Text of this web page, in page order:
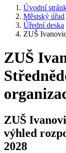
Úvodní
Městský úřad
Úřední deska
ZUŠ
ZUŠ
ZUŠ
výhled
2028